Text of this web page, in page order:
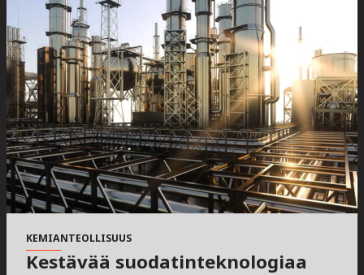
KEMIANTEOLLISUUS
Kestävää suodatinteknologiaa